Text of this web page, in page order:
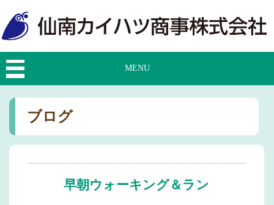
MENU
ブログ
早朝ウォーキング＆ラン